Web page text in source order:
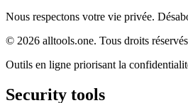
Nous respectons votre vie privée.
© 2026 alltools.one. Tous droits réservés
Outils en ligne priorisant la
Security tools